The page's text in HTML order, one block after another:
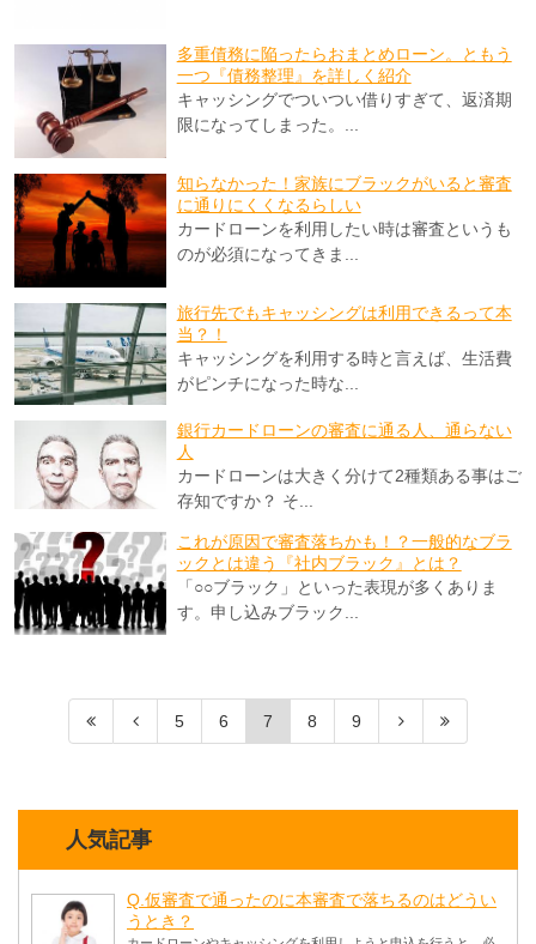
多重債務に陥ったらおまとめローン。ともう
一つ『債務整理』を詳しく紹介
キャッシングでついつい借りすぎて、返済期
限になってしまった。...
知らなかった！家族にブラックがいると審査
に通りにくくなるらしい
カードローンを利用したい時は審査というも
のが必須になってきま...
旅行先でもキャッシングは利用できるって本
当？！
キャッシングを利用する時と言えば、生活費
がピンチになった時な...
銀行カードローンの審査に通る人、通らない
人
カードローンは大きく分けて2種類ある事はご
存知ですか？ そ...
これが原因で審査落ちかも！？一般的なブラ
ックとは違う『社内ブラック』とは？
「○○ブラック」といった表現が多くありま
す。申し込みブラック...
5 6 7 8 9
人気記事
Q.仮審査で通ったのに本審査で落ちるのはどうい
うとき？